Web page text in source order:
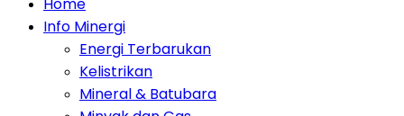
Info Minergi
Energi Terbarukan
Kelistrikan
Mineral & Batubara